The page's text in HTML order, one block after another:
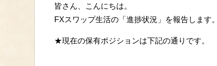
皆さん、こんにちは。
FXスワップ生活の「進捗状況」を報告します
★現在の保有ポジションは下記の通りです。